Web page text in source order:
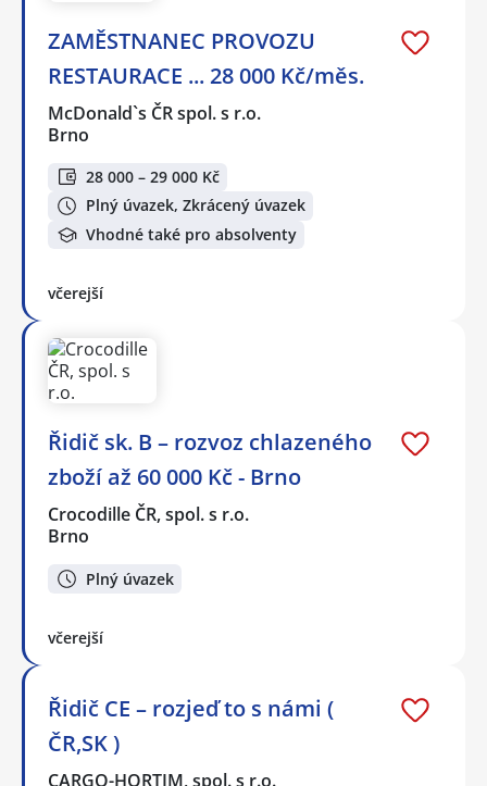
ZAMĚSTNANEC PROVOZU
RESTAURACE ... 28 000 Kč/měs.
McDonald`s ČR spol. s r.o.
Brno
28 000 – 29 000 Kč
Plný úvazek, Zkrácený úvazek
Vhodné také pro absolventy
včerejší
Řidič sk. B – rozvoz chlazeného
zboží až 60 000 Kč - Brno
Crocodille ČR, spol. s r.o.
Brno
Plný úvazek
včerejší
Řidič CE – rozjeď to s námi (
ČR,SK )
CARGO-HORTIM, spol. s r.o.